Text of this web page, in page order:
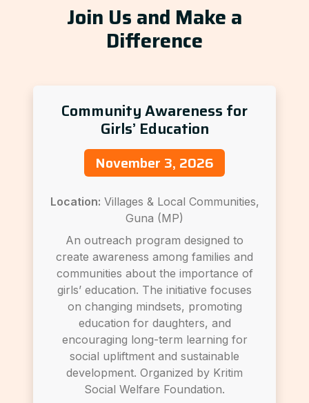
Join Us and Make a
Difference
Community Awareness for
Girls’ Education
November 3, 2026
Location: Villages & Local Communities,
Guna (MP)
An outreach program designed to
create awareness among families and
communities about the importance of
girls’ education. The initiative focuses
on changing mindsets, promoting
education for daughters, and
encouraging long-term learning for
social upliftment and sustainable
development. Organized by Kritim
Social Welfare Foundation.